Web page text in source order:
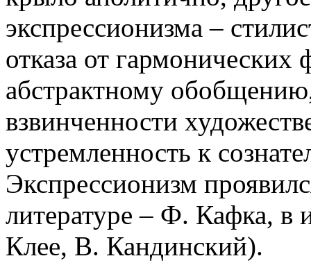
экспрессионизма –
отказа от гармонических
абстрактному
взвинченности
устремленность к
Экспрессионизм
литературе – Ф. Кафка, в
Клее, В. Кандинский).